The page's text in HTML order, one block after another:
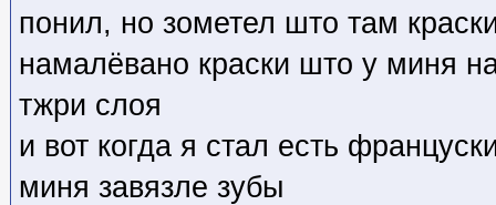
понил, но зометел што там
намалёвано краски што у миня
тжри слоя
и вот когда я стал есть
миня завязле зубы